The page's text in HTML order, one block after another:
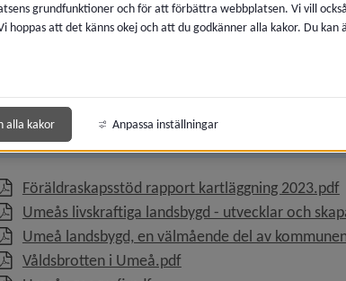
och analyser
och befolkningsprognoser
Umeå kommuns statistikdatabas
Föräldraskapsstöd rapport kartläggning 2023.pdf,
Umeås livskraftiga landsbygd - utvecklar och
Umeå landsbygd, en välmående del av
Våldsbrotten i Umeå.pdf, 1.5 MB, öppnas i nytt
grundfunktioner och för att förbättra webbplatsen. Vi vill
att det känns okej och att du godkänner alla kakor. Du kan
alla kakor Anpassa inställningar